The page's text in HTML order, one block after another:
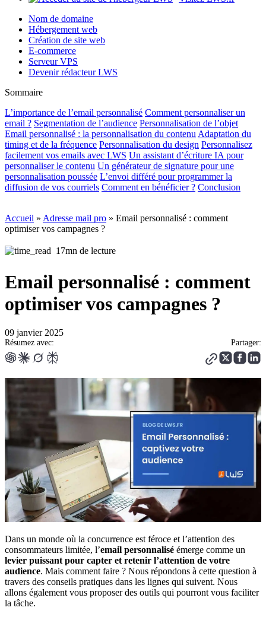
Nom de domaine
Hébergement web
Création de site web
E-commerce
Serveur VPS
Devenir rédacteur LWS
Sommaire
L’importance de l’email personnalisé Comment personnaliser un
email ? Segmentation de l’audience Personnalisation de l’objet
Email personnalisé : la personnalisation du contenu Adaptation du
timing et de la fréquence Personnalisation du design Personnalisez
facilement vos emails avec LWS Un assistant d’écriture IA pour
personnaliser le contenu Un générateur de signature pour une
personnalisation poussée L’envoi différé pour programmer la
diffusion de vos courriels Comment en bénéficier ? Conclusion
Accueil » Adresse mail pro » Email personnalisé : comment
optimiser vos campagnes ?
17mn de lecture
Email personnalisé : comment
optimiser vos campagnes ?
09 janvier 2025
Résumez avec: Partager:
Dans un monde où la concurrence est féroce et l’attention des
consommateurs limitée, l’email personnalisé émerge comme un
levier puissant pour capter et retenir l’attention de votre
audience. Mais comment faire ? Nous répondons à cette question à
travers des conseils pratiques dans les lignes qui suivent. Nous
allons également vous proposer des outils qui pourront vous faciliter
la tâche.